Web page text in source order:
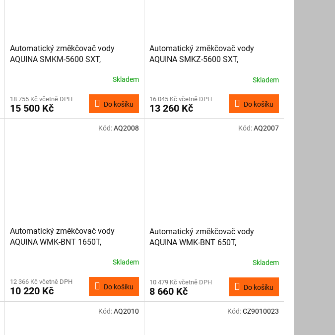
Automatický změkčovač vody
AQUINA SMKM-5600 SXT,
Skladem
18 755 Kč včetně DPH
15 500 Kč Do košíku
Automatický změkčovač vody
AQUINA SMKZ-5600 SXT,
Skladem
16 045 Kč včetně DPH
13 260 Kč Do košíku
Automatický změkčovač vody
AQUINA WMK-BNT 1650T,
Skladem
12 366 Kč včetně DPH
10 220 Kč Do košíku
Kód:AQ2008
Automatický změkčovač vody
AQUINA WMK-BNT 650T,
Skladem
10 479 Kč včetně DPH
8 660 Kč Do košíku
Kód:AQ2007
Kód:AQ2010 Kód:CZ9010023